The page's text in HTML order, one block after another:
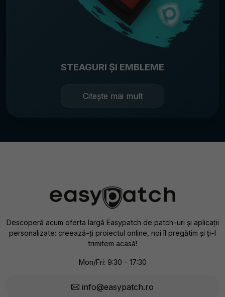
STEAGURI ȘI EMBLEME
Citește mai mult
Descoperă acum oferta largă Easypatch de patch-uri și aplicații
personalizate: creează-ți proiectul online, noi îl pregătim și ți-l
trimitem acasă!
Mon/Fri: 9:30 - 17:30
info@easypatch.ro